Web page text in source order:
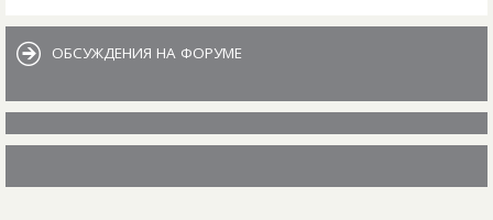
ОБСУЖДЕНИЯ НА ФОРУМЕ